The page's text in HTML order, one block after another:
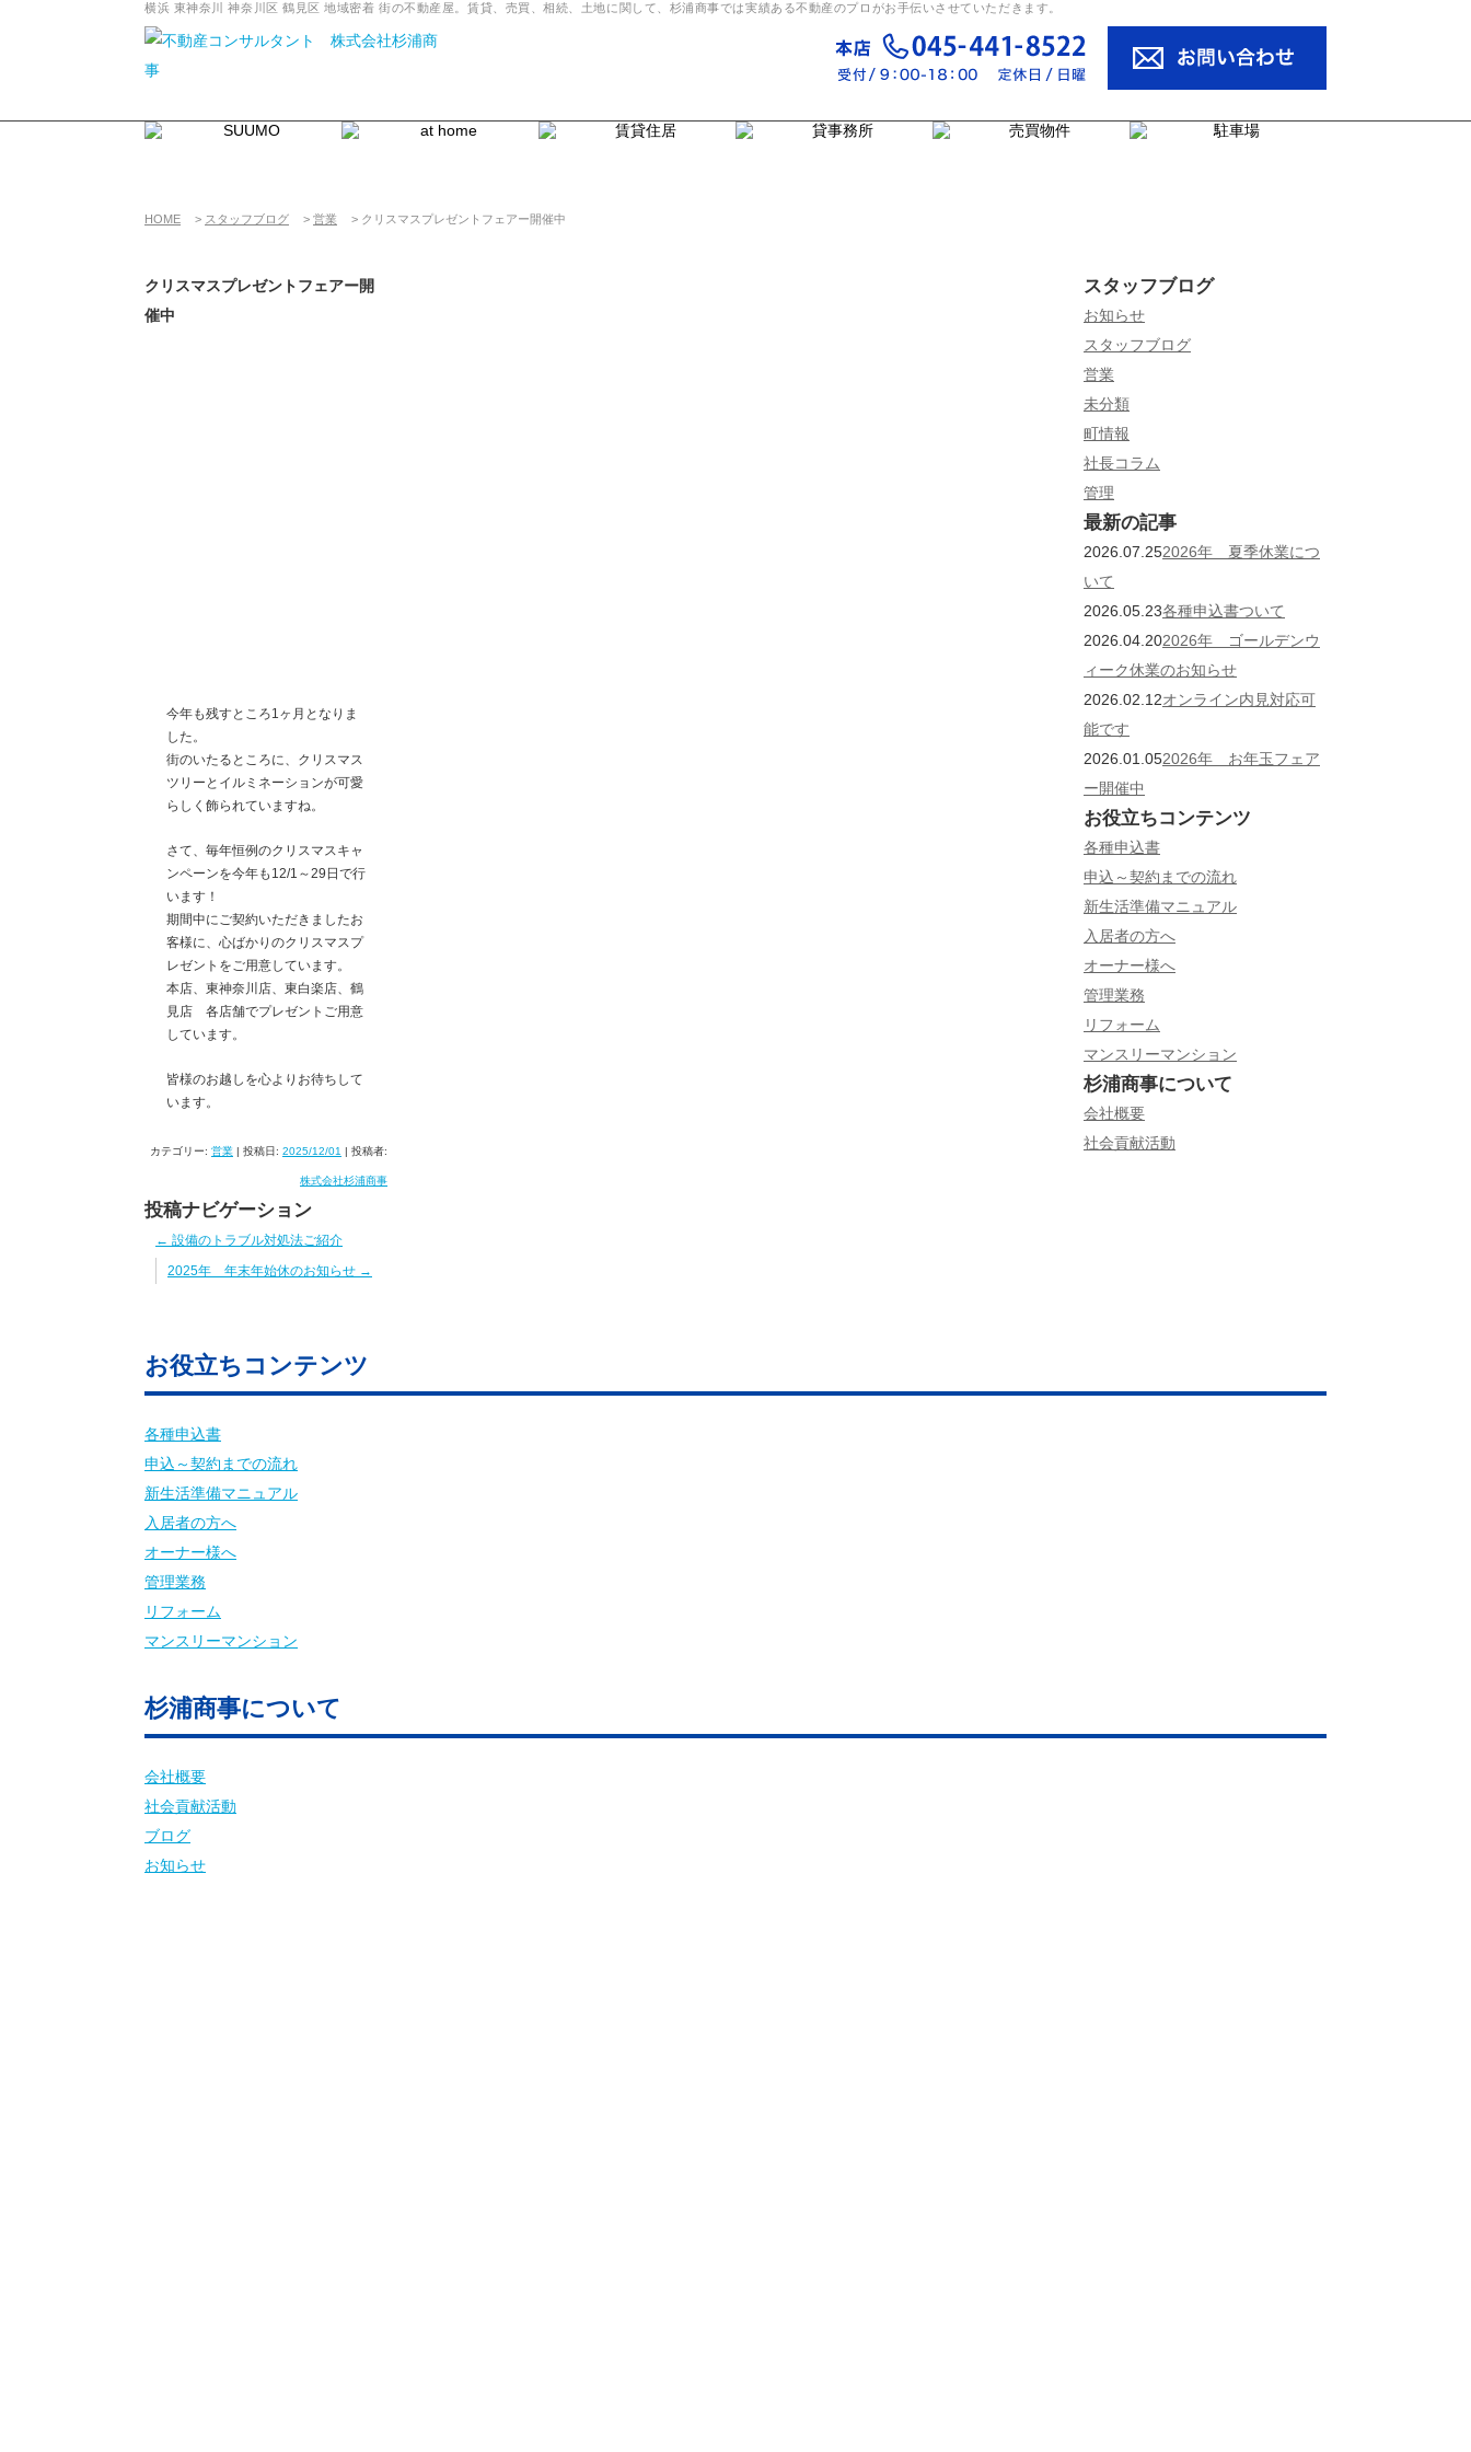
横浜 東神奈川 神奈川区 鶴見区 地域密着 街の不動産屋。賃貸、売買、相続、土地に関して、杉浦商事では実績ある不動産のプロがお手伝いさせていただきます。
HOME > スタッフブログ > 営業 > クリスマスプレゼントフェアー開催中
クリスマスプレゼントフェアー開
催中
今年も残すところ1ヶ月となりま
した。
街のいたるところに、クリスマス
ツリーとイルミネーションが可愛
らしく飾られていますね。
さて、毎年恒例のクリスマスキャ
ンペーンを今年も12/1～29日で行
います！
期間中にご契約いただきましたお
客様に、心ばかりのクリスマスプ
レゼントをご用意しています。
本店、東神奈川店、東白楽店、鶴
見店 各店舗でプレゼントご用意
しています。
皆様のお越しを心よりお待ちして
います。
カテゴリー: 営業 | 投稿日: 2025/12/01 | 投稿者:
株式会社杉浦商事
投稿ナビゲーション
← 設備のトラブル対処法ご紹介
2025年 年末年始休のお知らせ →
スタッフブログ
お知らせ
スタッフブログ
営業
未分類
町情報
社長コラム
管理
最新の記事
2026.07.252026年 夏季休業につ
いて
2026.05.23各種申込書ついて
2026.04.202026年 ゴールデンウ
ィーク休業のお知らせ
2026.02.12オンライン内見対応可
能です
2026.01.052026年 お年玉フェア
ー開催中
お役立ちコンテンツ
各種申込書
申込～契約までの流れ
新生活準備マニュアル
入居者の方へ
オーナー様へ
管理業務
リフォーム
マンスリーマンション
杉浦商事について
会社概要
社会貢献活動
お役立ちコンテンツ
各種申込書
申込～契約までの流れ
新生活準備マニュアル
入居者の方へ
オーナー様へ
管理業務
リフォーム
マンスリーマンション
杉浦商事について
会社概要
社会貢献活動
ブログ
お知らせ